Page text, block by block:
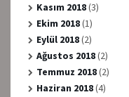
Kasım 2018(3)
Ekim 2018(1)
Eylül 2018(2)
Ağustos 2018(2)
Temmuz 2018(2)
Haziran 2018(4)